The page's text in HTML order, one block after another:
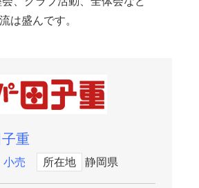
は盛んです。
重
小売 所在地 静岡県